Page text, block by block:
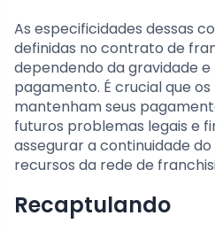
As especificidades dessas
definidas no contrato de
dependendo da gravidade
pagamento. É crucial que
mantenham seus
futuros problemas legais e
assegurar a continuidade
recursos da rede de
Recaptulando